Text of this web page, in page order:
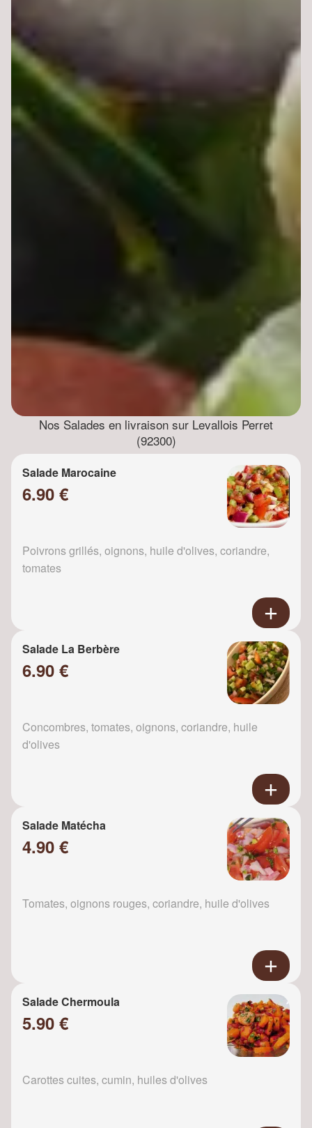
Nos Salades en livraison sur Levallois Perret
(92300)
Salade Marocaine
6.90 €
Poivrons grillés, oignons, huile d'olives, coriandre,
tomates
Salade La Berbère
6.90 €
Concombres, tomates, oignons, coriandre, huile
d'olives
Salade Matécha
4.90 €
Tomates, oignons rouges, coriandre, huile d'olives
Salade Chermoula
5.90 €
Carottes cuites, cumin, huiles d'olives